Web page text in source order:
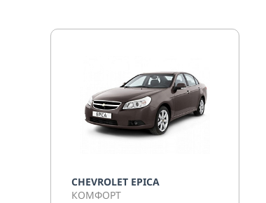
CHEVROLET EPICA
КОМФОРТ